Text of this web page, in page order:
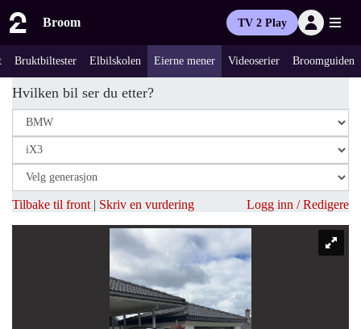
Broom TV 2 Play
Bruktbiltester Elbilskolen Eierne mener Videoserier Broomguiden
Hvilken bil ser du etter?
Tilbake til front | Skriv en vurdering Logg inn / Redigere